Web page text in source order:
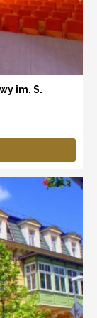
im. S.